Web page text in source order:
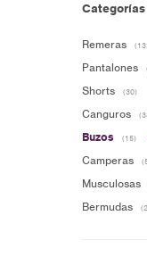
Categorías
Remeras
Pantalones
Shorts (30)
Canguros
Buzos (15)
Camperas
Musculosas
Bermudas